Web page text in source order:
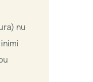
nu